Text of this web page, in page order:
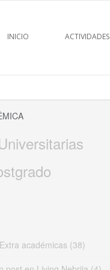
INICIO ACTIVIDADES
académicas (38)